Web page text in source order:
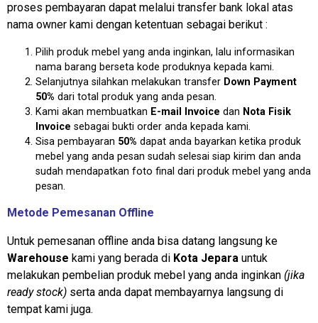
proses pembayaran dapat melalui transfer bank lokal atas
nama owner kami dengan ketentuan sebagai berikut :
Pilih produk mebel yang anda inginkan, lalu informasikan
nama barang berseta kode produknya kepada kami.
Selanjutnya silahkan melakukan transfer Down Payment
50% dari total produk yang anda pesan.
Kami akan membuatkan E-mail Invoice dan Nota Fisik
Invoice sebagai bukti order anda kepada kami.
Sisa pembayaran 50% dapat anda bayarkan ketika produk
mebel yang anda pesan sudah selesai siap kirim dan anda
sudah mendapatkan foto final dari produk mebel yang anda
pesan.
Metode Pemesanan Offline
Untuk pemesanan offline anda bisa datang langsung ke
Warehouse kami yang berada di Kota Jepara untuk
melakukan pembelian produk mebel yang anda inginkan (jika
ready stock) serta anda dapat membayarnya langsung di
tempat kami juga.